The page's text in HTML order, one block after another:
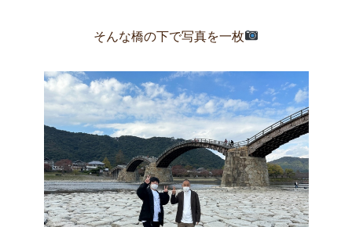
そんな橋の下で写真を一枚